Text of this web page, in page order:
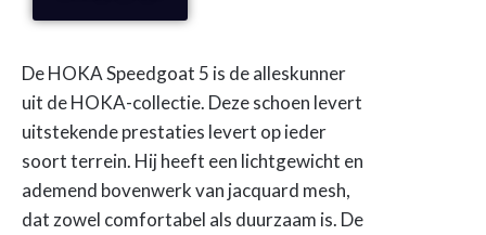
De HOKA Speedgoat 5 is de alleskunner
uit de HOKA-collectie. Deze schoen levert
uitstekende prestaties levert op ieder
soort terrein. Hij heeft een lichtgewicht en
ademend bovenwerk van jacquard mesh,
dat zowel comfortabel als duurzaam is. De